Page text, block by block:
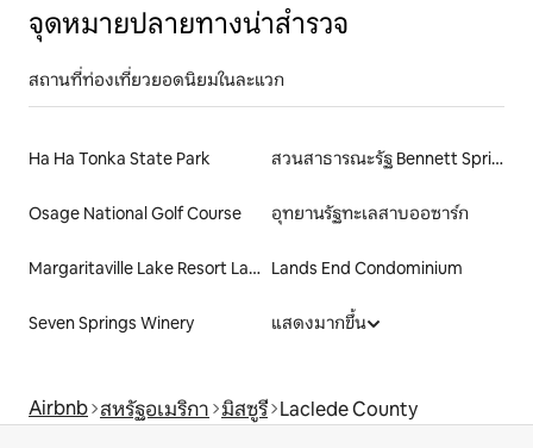
จุดหมายปลายทางน่าสำรวจ
สถานที่ท่องเที่ยวยอดนิยมในละแวก
Ha Ha Tonka State Park สวนสาธารณะรัฐ Bennett Spring
Osage National Golf Course อุทยานรัฐทะเลสาบออซาร์ก
Margaritaville Lake Resort Lake Of The Ozarks Lands End Condominium
Seven Springs Winery แสดงมากขึ้น
Airbnb สหรัฐอเมริกา มิสซูรี Laclede County